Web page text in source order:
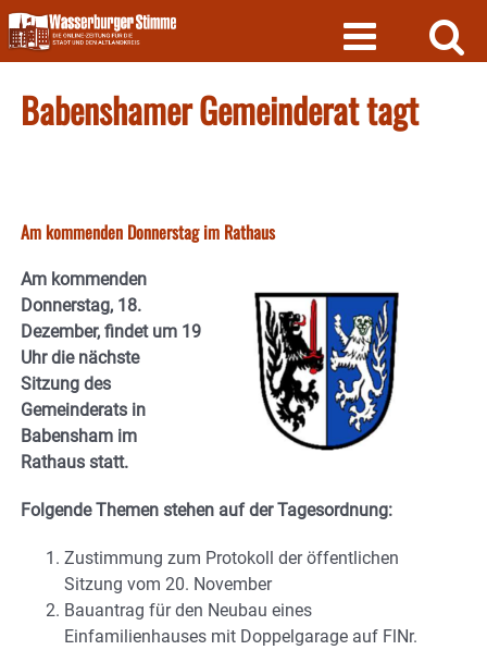
Skip
to
content
Babenshamer Gemeinderat tagt
Am kommenden Donnerstag im Rathaus
Am kommenden
Donnerstag, 18.
Dezember, findet um 19
Uhr die nächste
Sitzung des
Gemeinderats in
Babensham im
Rathaus statt.
Folgende Themen stehen auf der Tagesordnung:
Zustimmung zum Protokoll der öffentlichen
Sitzung vom 20. November
Bauantrag für den Neubau eines
Einfamilienhauses mit Doppelgarage auf FlNr.